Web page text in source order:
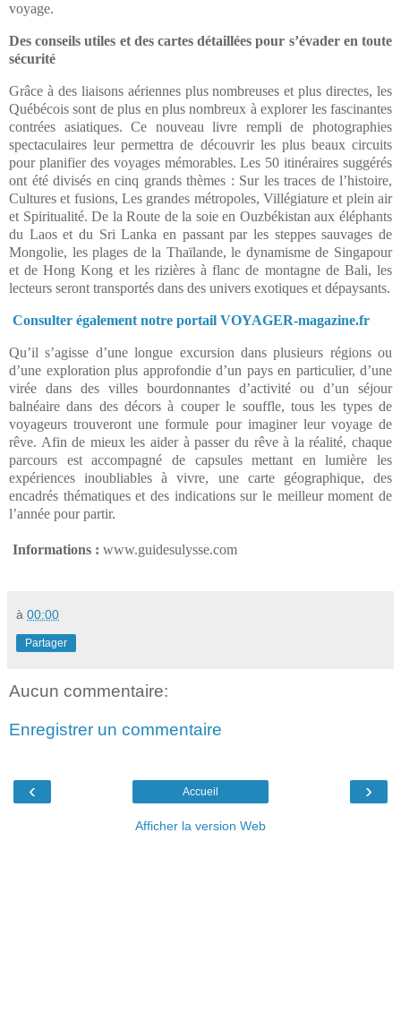
voyage.
Des conseils utiles et des cartes détaillées pour s’évader en toute
sécurité
Grâce à des liaisons aériennes plus nombreuses et plus directes, les
Québécois sont de plus en plus nombreux à explorer les fascinantes
contrées asiatiques. Ce nouveau livre rempli de photographies
spectaculaires leur permettra de découvrir les plus beaux circuits
pour planifier des voyages mémorables. Les 50 itinéraires suggérés
ont été divisés en cinq grands thèmes : Sur les traces de l’histoire,
Cultures et fusions, Les grandes métropoles, Villégiature et plein air
et Spiritualité. De la Route de la soie en Ouzbékistan aux éléphants
du Laos et du Sri Lanka en passant par les steppes sauvages de
Mongolie, les plages de la Thaïlande, le dynamisme de Singapour
et de Hong Kong et les rizières à flanc de montagne de Bali, les
lecteurs seront transportés dans des univers exotiques et dépaysants.
Consulter également notre portail VOYAGER-magazine.fr
Qu’il s’agisse d’une longue excursion dans plusieurs régions ou
d’une exploration plus approfondie d’un pays en particulier, d’une
virée dans des villes bourdonnantes d’activité ou d’un séjour
balnéaire dans des décors à couper le souffle, tous les types de
voyageurs trouveront une formule pour imaginer leur voyage de
rêve. Afin de mieux les aider à passer du rêve à la réalité, chaque
parcours est accompagné de capsules mettant en lumière les
expériences inoubliables à vivre, une carte géographique, des
encadrés thématiques et des indications sur le meilleur moment de
l’année pour partir.
Informations : www.guidesulysse.com
à 00:00
Partager
Aucun commentaire:
Enregistrer un commentaire
‹ ›
Accueil
Afficher la version Web